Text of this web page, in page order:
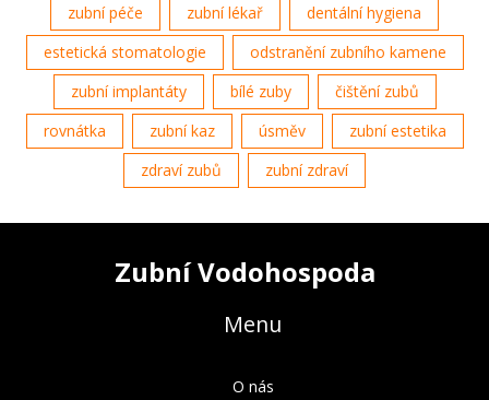
zubní péče
zubní lékař
dentální hygiena
estetická stomatologie
odstranění zubního kamene
zubní implantáty
bílé zuby
čištění zubů
rovnátka
zubní kaz úsměv
zubní estetika
zdraví zubů
zubní zdraví
Zubní Vodohospoda
Menu
O nás